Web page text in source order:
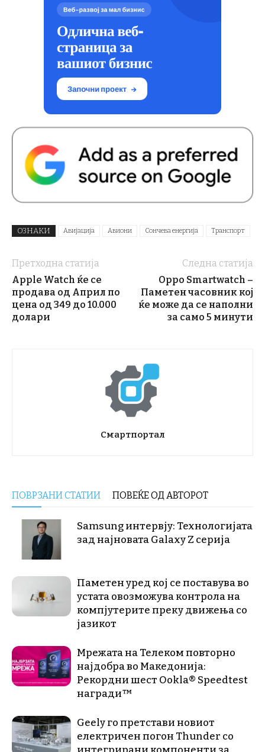
ОЗНАКИ Авијација Авиони Сончева енергија Транспорт
Претходна статија
Apple Watch ќе се
продава од Април по
цена од 349 до 10.000
долари
Следна статија
Oppo Smartwatch –
Паметен часовник кој
ќе може да се наполни
за само 5 минути
Смартпортал
ПОВРЗАНИ СТАТИИ ПОВЕЌЕ ОД АВТОРОТ
Samsung интервју: Технологијата
зад најновата Galaxy Z серија
Паметен уред кој се поставува во
устата овозможува контрола на
компјутерите преку движења со
јазикот
Мрежата на Телеком повторно
најдобра во Македонија:
Рекордни шест Ookla® Speedtest
награди™
Geely го претстави новиот
електричен погон Thunder со